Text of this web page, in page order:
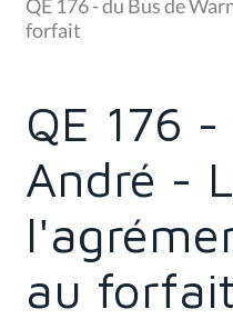
s
ê
c
:
QE 176 - du Bus de
forfait
QE 176
André -
au forfait